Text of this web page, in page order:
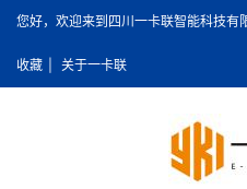
您好，欢迎来到四川一卡联智能科技有
收藏 关于一卡联